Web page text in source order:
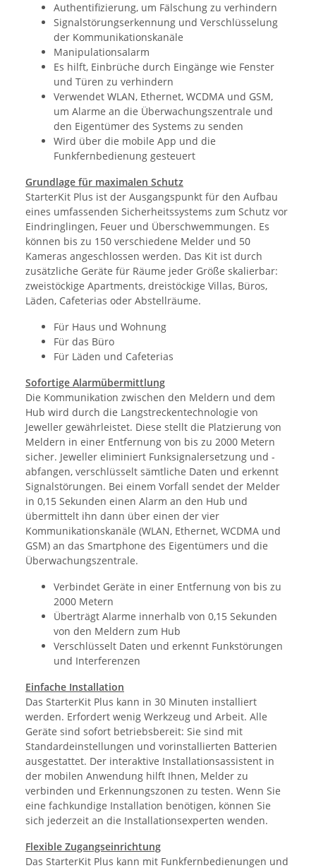
Authentifizierung, um Fälschung zu verhindern
Signalstörungserkennung und Verschlüsselung
der Kommunikationskanäle
Manipulationsalarm
Es hilft, Einbrüche durch Eingänge wie Fenster
und Türen zu verhindern
Verwendet WLAN, Ethernet, WCDMA und GSM,
um Alarme an die Überwachungszentrale und
den Eigentümer des Systems zu senden
Wird über die mobile App und die
Funkfernbedienung gesteuert
Grundlage für maximalen Schutz
StarterKit Plus ist der Ausgangspunkt für den Aufbau
eines umfassenden Sicherheitssystems zum Schutz vor
Eindringlingen, Feuer und Überschwemmungen. Es
können bis zu 150 verschiedene Melder und 50
Kameras angeschlossen werden. Das Kit ist durch
zusätzliche Geräte für Räume jeder Größe skalierbar:
zweistöckige Apartments, dreistöckige Villas, Büros,
Läden, Cafeterias oder Abstellräume.
Für Haus und Wohnung
Für das Büro
Für Läden und Cafeterias
Sofortige Alarmübermittlung
Die Kommunikation zwischen den Meldern und dem
Hub wird durch die Langstreckentechnologie von
Jeweller gewährleistet. Diese stellt die Platzierung von
Meldern in einer Entfernung von bis zu 2000 Metern
sicher. Jeweller eliminiert Funksignalersetzung und -
abfangen, verschlüsselt sämtliche Daten und erkennt
Signalstörungen. Bei einem Vorfall sendet der Melder
in 0,15 Sekunden einen Alarm an den Hub und
übermittelt ihn dann über einen der vier
Kommunikationskanäle (WLAN, Ethernet, WCDMA und
GSM) an das Smartphone des Eigentümers und die
Überwachungszentrale.
Verbindet Geräte in einer Entfernung von bis zu
2000 Metern
Überträgt Alarme innerhalb von 0,15 Sekunden
von den Meldern zum Hub
Verschlüsselt Daten und erkennt Funkstörungen
und Interferenzen
Einfache Installation
Das StarterKit Plus kann in 30 Minuten installiert
werden. Erfordert wenig Werkzeug und Arbeit. Alle
Geräte sind sofort betriebsbereit: Sie sind mit
Standardeinstellungen und vorinstallierten Batterien
ausgestattet. Der interaktive Installationsassistent in
der mobilen Anwendung hilft Ihnen, Melder zu
verbinden und Erkennungszonen zu testen. Wenn Sie
eine fachkundige Installation benötigen, können Sie
sich jederzeit an die Installationsexperten wenden.
Flexible Zugangseinrichtung
Das StarterKit Plus kann mit Funkfernbedienungen und